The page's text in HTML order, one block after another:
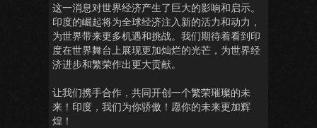
这一消息对世界经济产生了巨大的影响和启示。
印度的崛起将为全球经济注入新的活力和动力，
为世界带来更多机遇和挑战。我们期待着看到印
度在世界舞台上展现更加灿烂的光芒，为世界经
济进步和繁荣作出更大贡献。
让我们携手合作，共同开创一个繁荣璀璨的未
来！印度，我们为你骄傲！愿你的未来更加辉
煌！